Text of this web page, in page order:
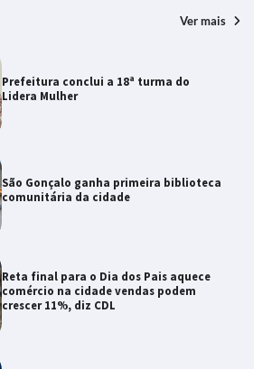
Ver mais
Prefeitura conclui a 18ª turma do
Lidera Mulher
São Gonçalo ganha primeira biblioteca
comunitária da cidade
Reta final para o Dia dos Pais aquece
comércio na cidade vendas podem
crescer 11%, diz CDL